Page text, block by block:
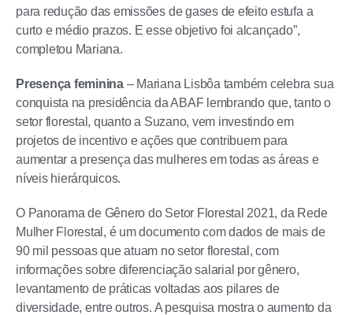
para redução das emissões de gases de efeito estufa a
curto e médio prazos. E esse objetivo foi alcançado”,
completou Mariana.
Presença feminina– Mariana Lisbôa também celebra sua
conquista na presidência da ABAF lembrando que, tanto o
setor florestal, quanto a Suzano, vem investindo em
projetos de incentivo e ações que contribuem para
aumentar a presença das mulheres em todas as áreas e
níveis hierárquicos.
O Panorama de Gênero do Setor Florestal 2021, da Rede
Mulher Florestal, é um documento com dados de mais de
90 mil pessoas que atuam no setor florestal, com
informações sobre diferenciação salarial por gênero,
levantamento de práticas voltadas aos pilares de
diversidade, entre outros. A pesquisa mostra o aumento da